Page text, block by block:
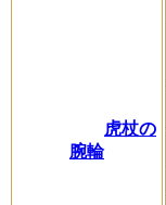
虎杖の
腕輪